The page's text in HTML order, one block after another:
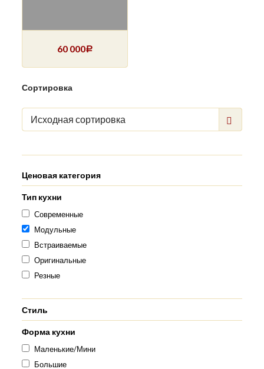
60 000Р
Сортировка
Исходная сортировка
Ценовая категория
Тип кухни
Современные
Модульные
Встраиваемые
Оригинальные
Резные
Стиль
Форма кухни
Маленькие/Мини
Большие